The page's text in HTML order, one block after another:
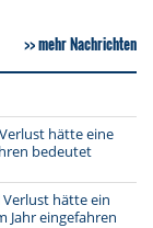
mehr Nachrichten
hätte eine
bedeutet
Verlust hätte ein
Jahr eingefahren